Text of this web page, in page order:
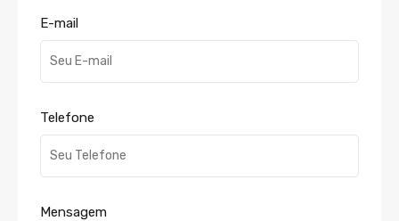
E-mail
Telefone
Mensagem